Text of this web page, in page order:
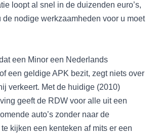
loopt al snel in de duizenden euro’s,
de nodige werkzaamheden voor u moet
een Minor een Nederlands
een geldige APK bezit, zegt niets over
verkeert. Met de huidige (2010)
geeft de RDW voor alle uit een
auto’s zonder naar de
kijken een kenteken af mits er een